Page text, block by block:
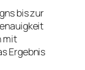
bis zur
mit
Ergebnis